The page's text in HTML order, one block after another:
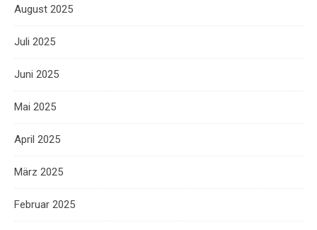
August 2025
Juli 2025
Juni 2025
Mai 2025
April 2025
März 2025
Februar 2025